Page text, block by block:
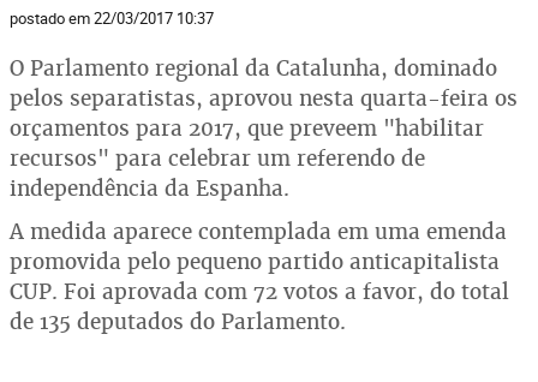
postado em 22/03/2017 10:37
O Parlamento regional da Catalunha, dominado
pelos separatistas, aprovou nesta quarta-feira os
orçamentos para 2017, que preveem "habilitar
recursos" para celebrar um referendo de
independência da Espanha.
A medida aparece contemplada em uma emenda
promovida pelo pequeno partido anticapitalista
CUP. Foi aprovada com 72 votos a favor, do total
de 135 deputados do Parlamento.